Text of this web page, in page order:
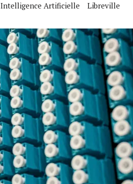
Intelligence Artificielle
Libreville